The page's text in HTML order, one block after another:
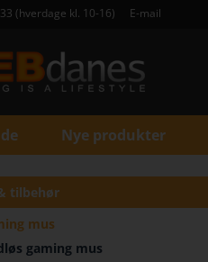
(hverdage kl. 10-16) E-mail
Nye produkter
tilbehør
mus
gaming mus